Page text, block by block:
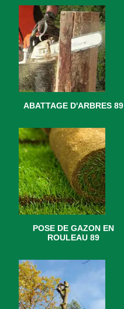
ABATTAGE D'ARBRES 89
POSE DE GAZON EN
ROULEAU 89